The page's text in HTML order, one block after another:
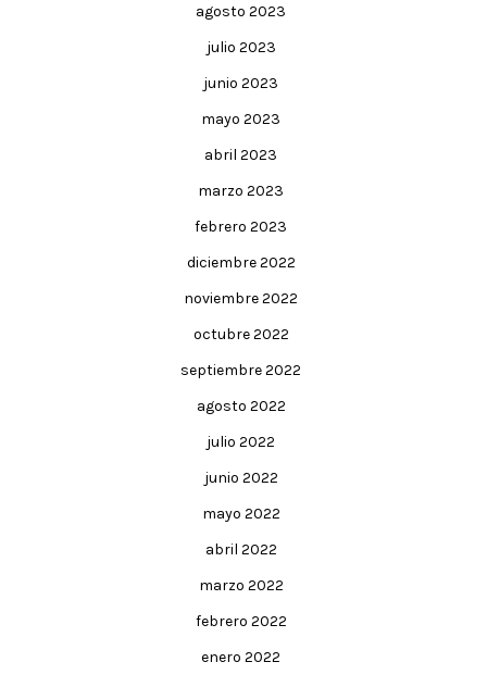
agosto 2023
julio 2023
junio 2023
mayo 2023
abril 2023
marzo 2023
febrero 2023
diciembre 2022
noviembre 2022
octubre 2022
septiembre 2022
agosto 2022
julio 2022
junio 2022
mayo 2022
abril 2022
marzo 2022
febrero 2022
enero 2022